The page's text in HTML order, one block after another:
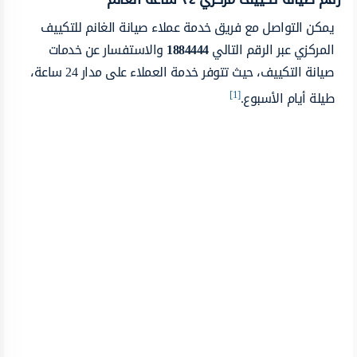
يمكن التواصل مع فريق خدمة عملاء صيانة الغانم للتكييف
المركزي عبر الرقم التالي1884444والاستفسار عن خدمات
صيانة التكييف، حيث تتوفر خدمة العملاء على مدار 24 ساعة،
طيلة أيام الأسبوع.[1]